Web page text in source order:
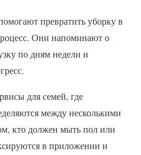
превратить уборку в
Они напоминают о
по дням недели и
для семей, где
между несколькими
кто должен мыть пол или
в приложении и